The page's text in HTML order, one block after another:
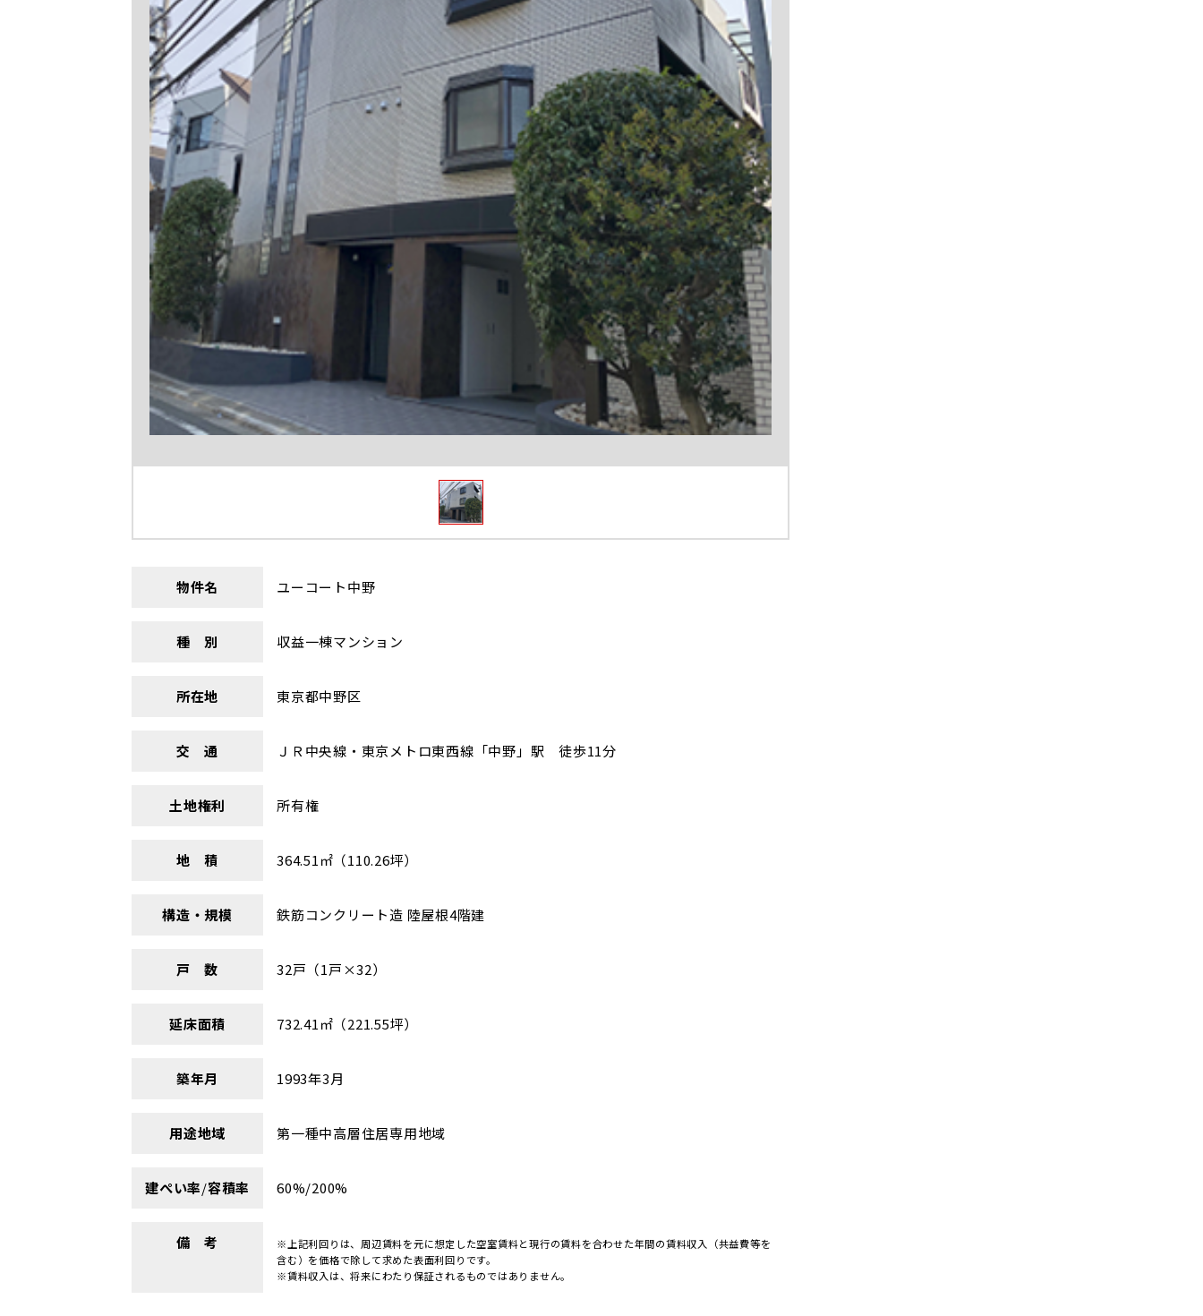
物件名 ユーコート中野
種 別 収益一棟マンション
所在地 東京都中野区
交 通 ＪＲ中央線・東京メトロ東西線「中野」駅 徒歩11分
土地権利 所有権
地 積 364.51㎡（110.26坪）
構造・規模 鉄筋コンクリート造 陸屋根4階建
戸 数 32戸（1戸×32）
延床面積 732.41㎡（221.55坪）
築年月 1993年3月
用途地域 第一種中高層住居専用地域
建ぺい率/容積率 60%/200%
備 考
※上記利回りは、周辺賃料を元に想定した空室賃料と現行の賃料を合わせた年間の賃料収入（共益費等を
含む）を価格で除して求めた表面利回りです。
※賃料収入は、将来にわたり保証されるものではありません。